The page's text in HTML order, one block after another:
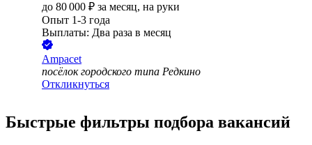
до 80 000 ₽ за месяц, на руки
Опыт 1-3 года
Выплаты: Два раза в месяц
Ampacet
посёлок городского типа Редкино
Откликнуться
Быстрые фильтры подбора вакансий